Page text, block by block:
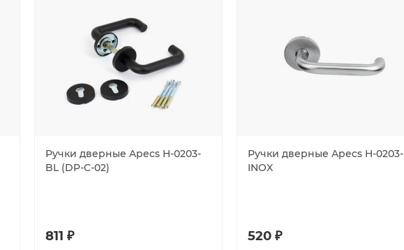
Ручки дверные Apecs H-0203-
BL (DP-C-02)
811 ₽
Ручки дверные Apecs H-0203-
INOX
520 ₽